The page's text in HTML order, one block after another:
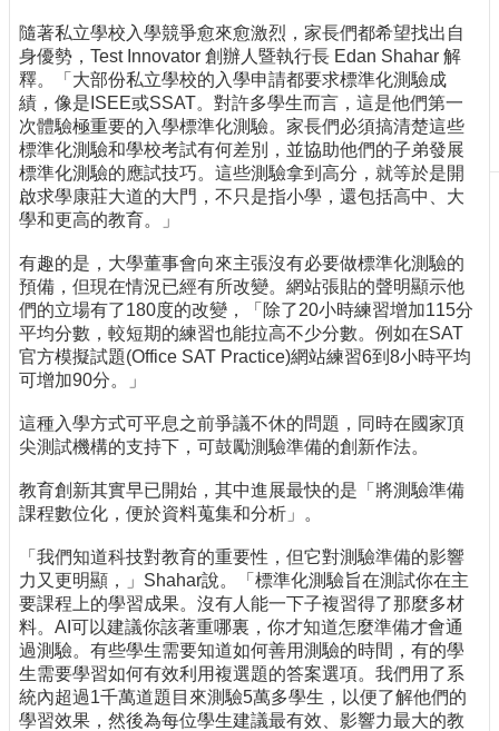
版
刊
物
校
務
服
務
題
報
導
技
術
壇
業
專
隨著私立學校入學競爭愈來愈激烈，家長們都希望找出自
身優勢，Test Innovator 創辦人暨執行長 Edan Shahar 解
釋。「大部份私立學校的入學申請都要求標準化測驗成
績，像是ISEE或SSAT。對許多學生而言，這是他們第一
次體驗極重要的入學標準化測驗。家長們必須搞清楚這些
標準化測驗和學校考試有何差別，並協助他們的子弟發展
標準化測驗的應試技巧。這些測驗拿到高分，就等於是開
啟求學康莊大道的大門，不只是指小學，還包括高中、大
學和更高的教育。」
有趣的是，大學董事會向來主張沒有必要做標準化測驗的
預備，但現在情況已經有所改變。網站張貼的聲明顯示他
們的立場有了180度的改變，「除了20小時練習增加115分
平均分數，較短期的練習也能拉高不少分數。例如在SAT
官方模擬試題(Office SAT Practice)網站練習6到8小時平均
可增加90分。」
這種入學方式可平息之前爭議不休的問題，同時在國家頂
尖測試機構的支持下，可鼓勵測驗準備的創新作法。
教育創新其實早已開始，其中進展最快的是「將測驗準備
課程數位化，便於資料蒐集和分析」。
「我們知道科技對教育的重要性，但它對測驗準備的影響
力又更明顯，」Shahar說。「標準化測驗旨在測試你在主
要課程上的學習成果。沒有人能一下子複習得了那麼多材
料。AI可以建議你該著重哪裏，你才知道怎麼準備才會通
過測驗。有些學生需要知道如何善用測驗的時間，有的學
生需要學習如何有效利用複選題的答案選項。我們用了系
統內超過1千萬道題目來測驗5萬多學生，以便了解他們的
學習效果，然後為每位學生建議最有效、影響力最大的教